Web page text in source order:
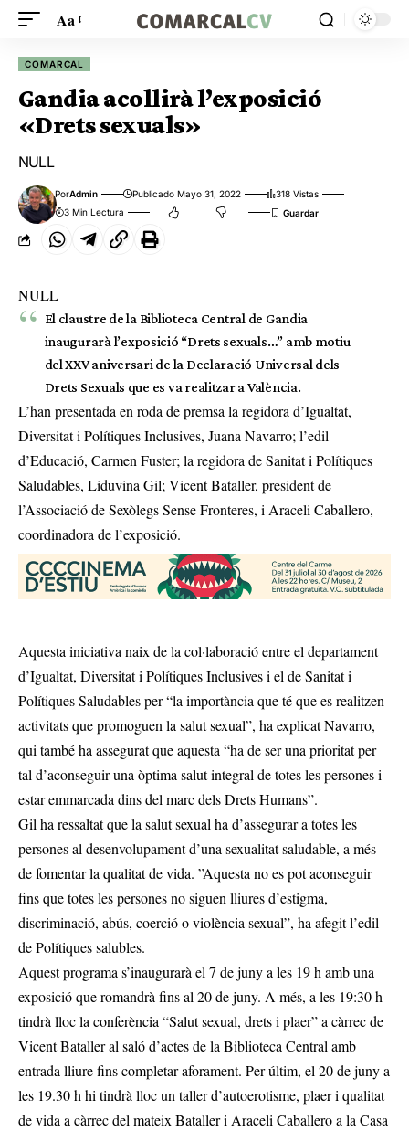
Aa
COMARCAL
Gandia acollirà l’exposició
«Drets sexuals»
NULL
PorAdmin Publicado Mayo 31, 2022
318 Vistas
3 Min Lectura
NULL
El claustre de la Biblioteca Central de Gandia
inaugurarà l’exposició “Drets sexuals…” amb motiu
del XXV aniversari de la Declaració Universal dels
Drets Sexuals que es va realitzar a València.
L’han presentada en roda de premsa la regidora d’Igualtat,
Diversitat i Polítiques Inclusives, Juana Navarro; l’edil
d’Educació, Carmen Fuster; la regidora de Sanitat i Polítiques
Saludables, Liduvina Gil; Vicent Bataller, president de
l’Associació de Sexòlegs Sense Fronteres, i Araceli Caballero,
coordinadora de l’exposició.
Aquesta iniciativa naix de la col·laboració entre el departament
d’Igualtat, Diversitat i Polítiques Inclusives i el de Sanitat i
Polítiques Saludables per “la importància que té que es realitzen
activitats que promoguen la salut sexual”, ha explicat Navarro,
qui també ha assegurat que aquesta “ha de ser una prioritat per
tal d’aconseguir una òptima salut integral de totes les persones i
estar emmarcada dins del marc dels Drets Humans”.
Gil ha ressaltat que la salut sexual ha d’assegurar a totes les
persones al desenvolupament d’una sexualitat saludable, a més
de fomentar la qualitat de vida. ”Aquesta no es pot aconseguir
fins que totes les persones no siguen lliures d’estigma,
discriminació, abús, coerció o violència sexual”, ha afegit l’edil
de Polítiques salubles.
Aquest programa s’inaugurarà el 7 de juny a les 19 h amb una
exposició que romandrà fins al 20 de juny. A més, a les 19:30 h
tindrà lloc la conferència “Salut sexual, drets i plaer” a càrrec de
Vicent Bataller al saló d’actes de la Biblioteca Central amb
entrada lliure fins completar aforament. Per últim, el 20 de juny a
les 19.30 h hi tindrà lloc un taller d’autoerotisme, plaer i qualitat
de vida a càrrec del mateix Bataller i Araceli Caballero a la Casa